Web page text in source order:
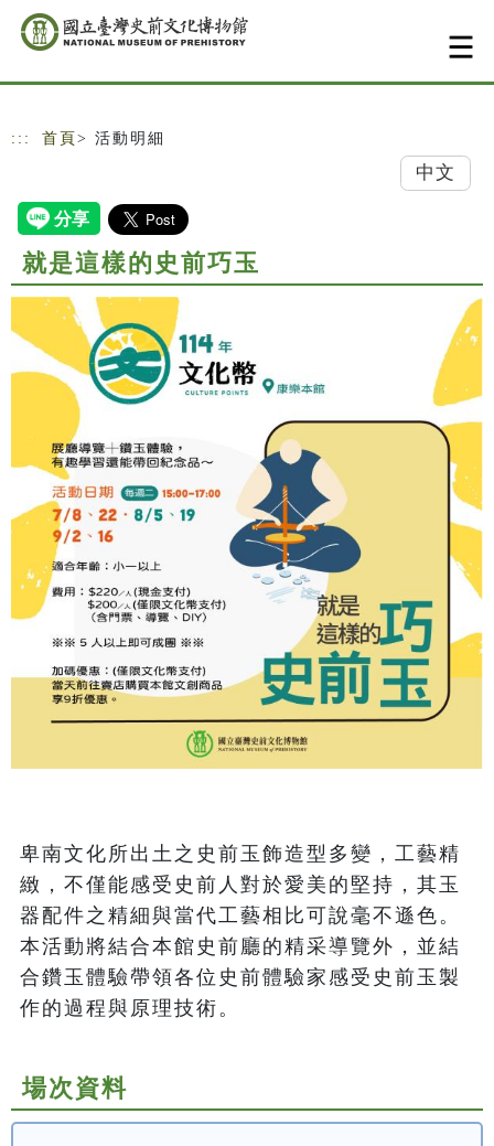
跳到主要內容
網站導覽
::: 首頁 > 活動明細
中文
就是這樣的史前巧玉
卑南文化所出土之史前玉飾造型多變，工藝精
緻，不僅能感受史前人對於愛美的堅持，其玉
器配件之精細與當代工藝相比可說毫不遜色。
本活動將結合本館史前廳的精采導覽外，並結
合鑽玉體驗帶領各位史前體驗家感受史前玉製
作的過程與原理技術。
場次資料